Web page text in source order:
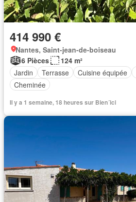
414 990 €
Nantes, Saint-jean-de-boiseau
6 Pièces
124 m²
Jardin
Terrasse Cuisine équipée
Cheminée
Il y a 1 semaine, 18 heures sur Bien´ici